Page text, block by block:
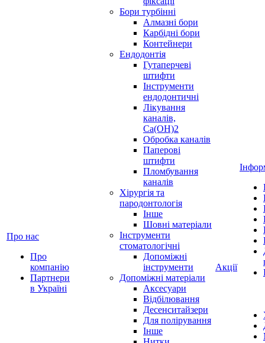
Про нас
Про
компанію
Партнери
в Україні
Бори турбінні
Алмазні бори
Карбідні бори
Контейнери
Ендодонтія
Гутаперчеві
штифти
Інструменти
ендодонтичні
Лікування
каналів,
Ca(OH)2
Обробка каналів
Паперові
штифти
Пломбування
каналів
Хірургія та
пародонтологія
Інше
Шовні матеріали
Інструменти
стоматологічні
Допоміжні
інструменти
Допоміжні матеріали
Аксесуари
Відбілювання
Десенситайзери
Для полірування
Інше
Акції